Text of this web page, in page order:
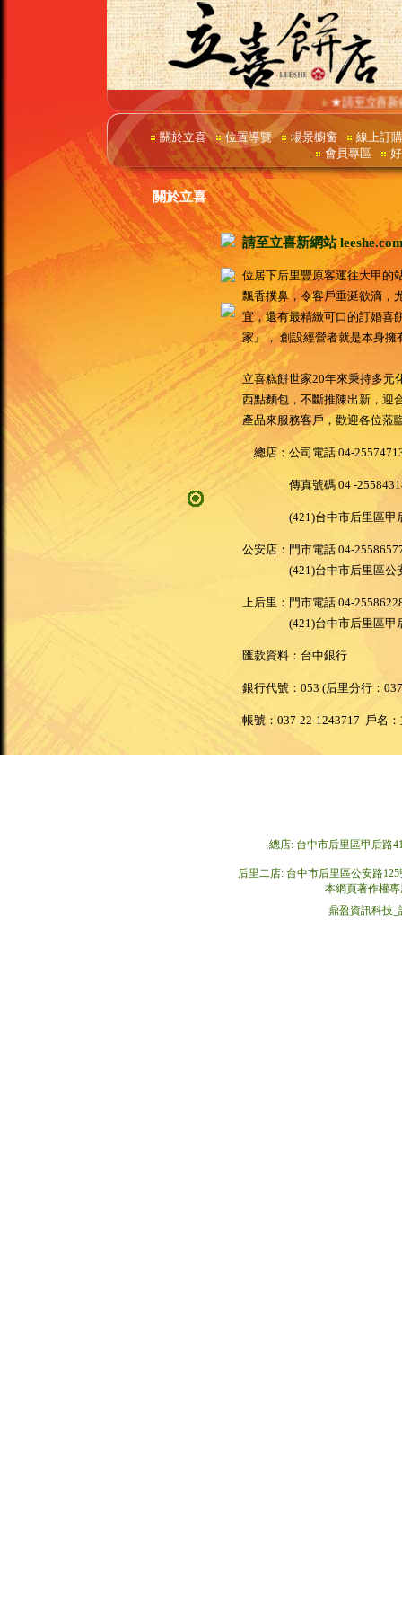
★請至立喜新
關於立喜 位置導覽 場景櫥窗 線上訂購
. 會員專區
關於立喜
請至立喜新網站
位居下后里豐原客運往大甲的
飄香撲鼻，令客戶垂涎欲滴，
宜，還有最精緻可口的訂婚喜
家』， 創設經營者就是本身
立喜糕餅世家20年來秉持多元
西點麵包，不斷推陳出新，迎
產品來服務客戶，歡迎各位蒞
總店：公司電話 04-
傳真號碼 04 -
(421)台中市后里區甲后
公安店：門市電話 04-
(421)台中市后里區公安
上后里：門市電話 04-
(421)台中市后里區甲后
匯款資料：台中銀行
銀行代號：053 (后里分行：
帳號：037-22-1243717 戶名
總店: 台中市后里區甲后路
后里二店: 台中市后里區公安路125
本網頁著作權
鼎盈資訊科技